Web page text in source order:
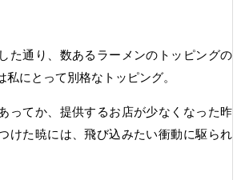
た通り、数あるラーメンのトッピングの
にとって別格なトッピング。
ってか、提供するお店が少なくなった昨
けた暁には、飛び込みたい衝動に駆られ